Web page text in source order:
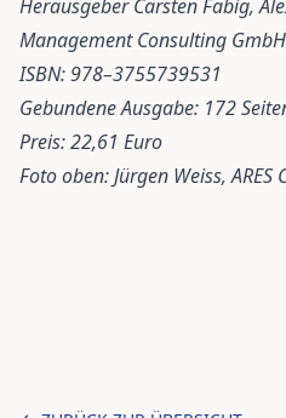
Herausgeber Carsten Fabig,
Management Consulting GmbH
ISBN: ‎978–3755739531
Gebundene Ausgabe: ‎172
Preis: 22,61 Euro
Foto oben: Jürgen Weiss,